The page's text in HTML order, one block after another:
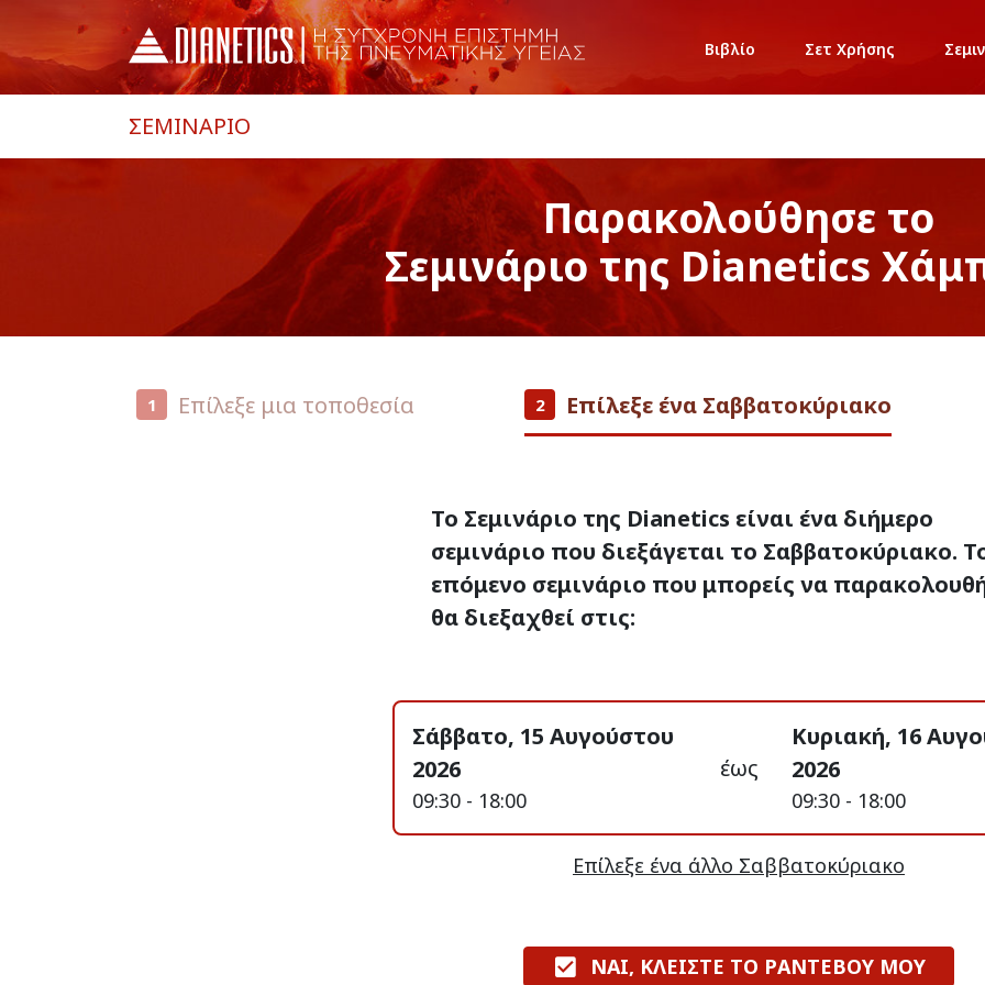
Βιβλίο Σετ Χρήσης
ΣΕΜΙΝΑΡΙΟ
Παρακολούθησε το
Σεμινάριο της Dianetics
1 Επίλεξε μια τοποθεσία 2 Επίλεξε ένα Σαββατοκύριακο
Το Σεμινάριο της Dianetics είναι ένα διήμερο
σεμινάριο που διεξάγεται το Σαββατοκύριακο.
επόμενο σεμινάριο που μπορείς να
θα διεξαχθεί στις:
Σάββατο, 15 Αυγούστου
2026
09:30 - 18:00
έως
Κυριακή, 16
2026
09:30 - 18:00
Επίλεξε ένα άλλο Σαββατοκύριακο
ΝΑΙ, ΚΛΕΙΣΤΕ ΤΟ ΡΑΝΤΕΒΟΥ ΜΟΥ